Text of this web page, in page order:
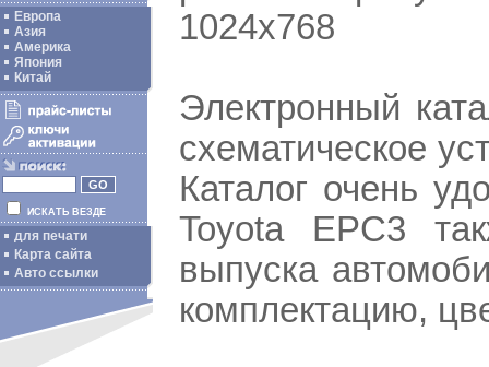
Европа
Азия
Америка
Япония
Китай
ИСКАТЬ ВЕЗДЕ
для печати
Карта сайта
Авто ссылки
1024x768
Электронный
схематическое
Каталог очень
Toyota EPC3
выпуска
комплектацию,